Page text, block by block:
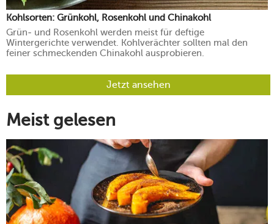
Kohlsorten: Grünkohl, Rosenkohl und Chinakohl
Grün- und Rosenkohl werden meist für deftige
Wintergerichte verwendet. Kohlverächter sollten mal den
feiner schmeckenden Chinakohl ausprobieren.
Jetzt ansehen
Meist gelesen